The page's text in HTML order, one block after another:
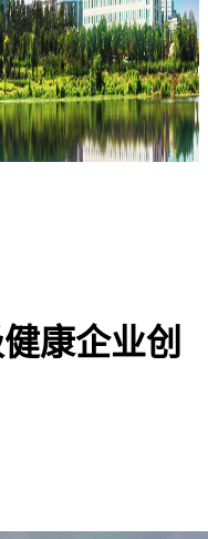
康企业创